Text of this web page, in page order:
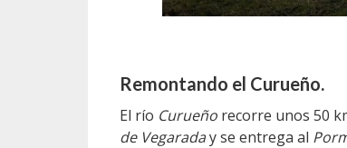
Remontando el Curueño.
El río Curueño recorre unos 50
de Vegaraday se entrega al